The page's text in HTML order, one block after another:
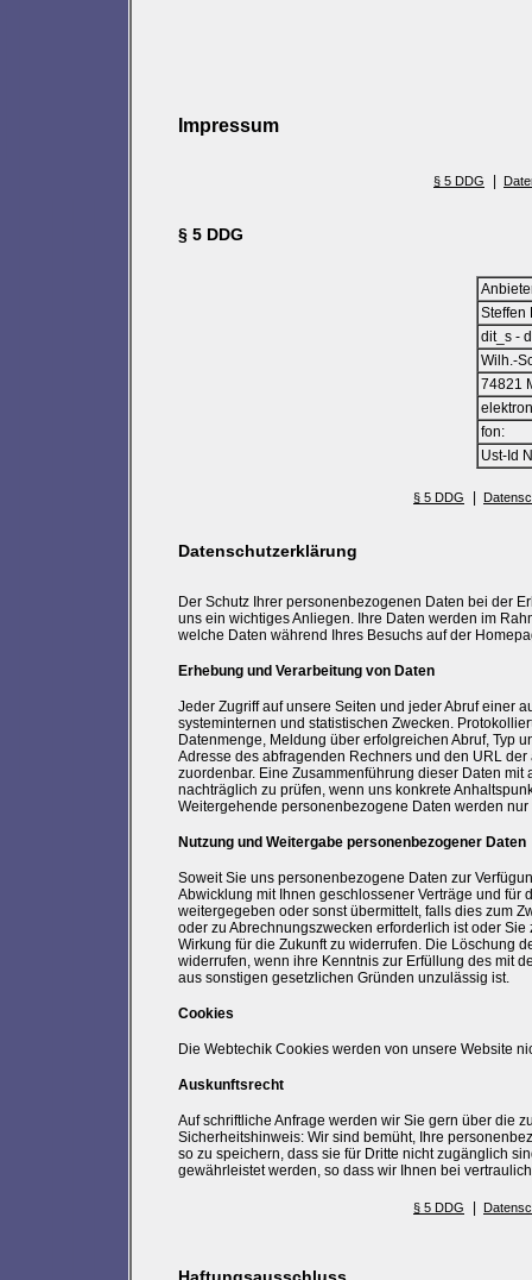
Impressum
§ 5 DDG |
§ 5 DDG
Steffen
dit_s -
Wilh.-
74821
fon:
Ust-Id
§ 5 DDG
Datenschutzerklärung
Der Schutz Ihrer personenbezogenen Daten bei der
uns ein wichtiges Anliegen. Ihre Daten werden im
welche Daten während Ihres Besuchs auf der
Erhebung und Verarbeitung von Daten
Jeder Zugriff auf unsere Seiten und jeder Abruf einer
systeminternen und statistischen Zwecken.
Datenmenge, Meldung über erfolgreichen Abruf, Typ
Adresse des abfragenden Rechners und den URL
zuordenbar. Eine Zusammenführung dieser Daten
nachträglich zu prüfen, wenn uns konkrete
Weitergehende personenbezogene Daten werden
Nutzung und Weitergabe personenbezogener Daten
Soweit Sie uns personenbezogene Daten zur
Abwicklung mit Ihnen geschlossener Verträge und
weitergegeben oder sonst übermittelt, falls dies zum
oder zu Abrechnungszwecken erforderlich ist oder
Wirkung für die Zukunft zu widerrufen. Die Löschung
widerrufen, wenn ihre Kenntnis zur Erfüllung des mit
aus sonstigen gesetzlichen Gründen unzulässig ist.
Cookies
Die Webtechik Cookies werden von unsere Website
Auskunftsrecht
Auf schriftliche Anfrage werden wir Sie gern über die
Sicherheitshinweis: Wir sind bemüht, Ihre
so zu speichern, dass sie für Dritte nicht zugänglich
gewährleistet werden, so dass wir Ihnen bei
§ 5 DDG |